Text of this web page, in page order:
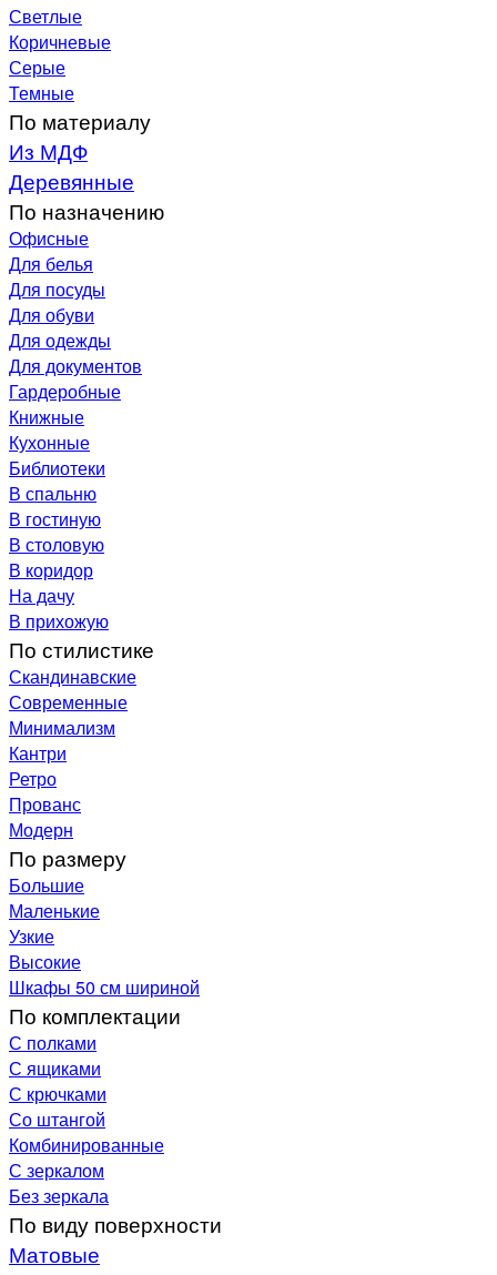
Светлые
Коричневые
Серые
Темные
По материалу
Из МДФ
Деревянные
По назначению
Офисные
Для белья
Для посуды
Для обуви
Для одежды
Для документов
Гардеробные
Книжные
Кухонные
Библиотеки
В спальню
В гостиную
В столовую
В коридор
На дачу
В прихожую
По стилистике
Скандинавские
Современные
Минимализм
Кантри
Ретро
Прованс
Модерн
По размеру
Большие
Маленькие
Узкие
Высокие
Шкафы 50 см шириной
По комплектации
С полками
С ящиками
С крючками
Со штангой
Комбинированные
С зеркалом
Без зеркала
По виду поверхности
Матовые